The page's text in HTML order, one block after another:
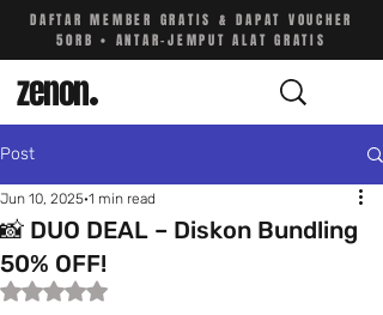
DAFTAR MEMBER GRATIS & DAPAT VOUCHER
50RB • ANTAR-JEMPUT ALAT GRATIS
zenon.
Post
📸 DUO DEAL – Diskon Bundling
50% OFF!
Jun 10, 2025 1 min read
Rated NaN out of 5 stars.